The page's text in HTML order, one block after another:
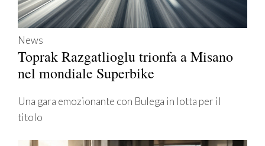
News
Toprak Razgatlioglu trionfa a Misano
nel mondiale Superbike
Una gara emozionante con Bulega in lotta per il
titolo